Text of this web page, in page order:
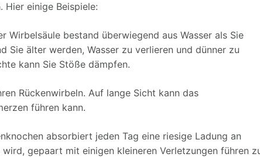
Hier einige Beispiele:
Wirbelsäule bestand überwiegend aus Wasser als Sie
Sie älter werden, Wasser zu verlieren und dünner zu
kann Sie Stöße dämpfen.
Rückenwirbeln. Auf lange Sicht kann das
führen kann.
absorbiert jeden Tag eine riesige Ladung an
gepaart mit einigen kleineren Verletzungen führen